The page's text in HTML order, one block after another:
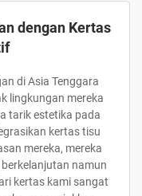
dengan Kertas
di Asia Tenggara
lingkungan mereka
tarik estetika pada
kertas tisu
mereka, mereka
namun
kertas kami sangat